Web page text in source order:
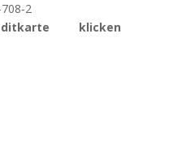
klicken